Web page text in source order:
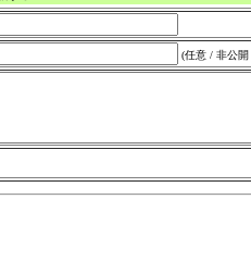
(任意 / 非公開